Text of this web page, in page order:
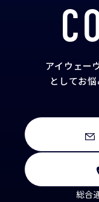
アイウェー
としてお
総合